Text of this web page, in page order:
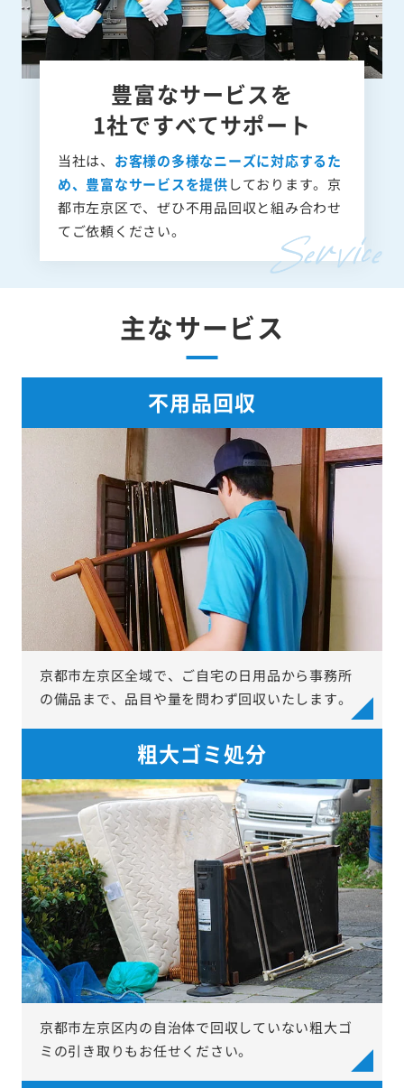
豊富なサービスを
1社ですべてサポート
当社は、 お客様の多様なニーズに対応するた
め、豊富なサービスを提供しております。京
都市左京区で、ぜひ不用品回収と組み合わせ
てご依頼ください。
主なサービス
不用品回収
京都市左京区全域で、ご自宅の日用品から事務所
の備品まで、品目や量を問わず回収いたします。
粗大ゴミ処分
京都市左京区内の自治体で回収していない粗大ゴ
ミの引き取りもお任せください。